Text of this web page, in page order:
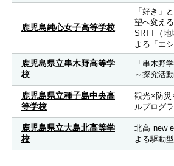
鹿児島純心女子高等学校
「好き」
望へ変える
SRTT（地
よる「エ
鹿児島県立串木野高等学
校
「串木野
～探究活
鹿児島県立種子島中央高
等学校
観光×防災
ルプログ
鹿児島県立大島北高等学
校
北高 new
よる駆動